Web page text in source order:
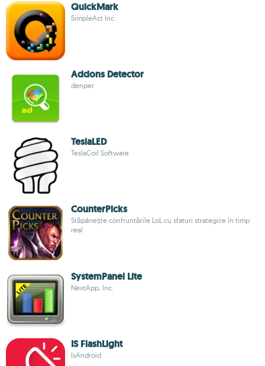
QuickMark
SimpleAct Inc.
Addons Detector
denper
TeslaLED
TeslaCoil Software
CounterPicks
Stăpânește confruntările LoL cu sfaturi strategice în timp
real
SystemPanel Lite
NextApp, Inc.
IS FlashLight
IsAndroid